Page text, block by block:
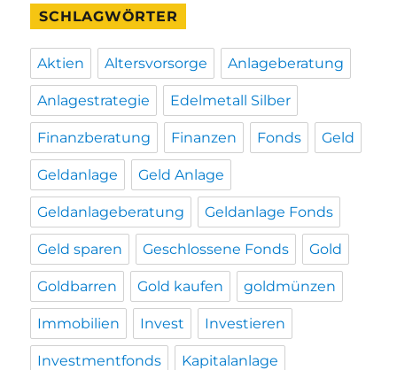
SCHLAGWÖRTER
Aktien Altersvorsorge Anlageberatung
Anlagestrategie Edelmetall Silber
Finanzberatung Finanzen Fonds Geld
Geldanlage Geld Anlage
Geldanlageberatung Geldanlage Fonds
Geld sparen Geschlossene Fonds Gold
Goldbarren Gold kaufen goldmünzen
Immobilien Invest Investieren
Investmentfonds Kapitalanlage